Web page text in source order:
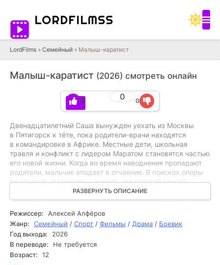
LORDFILMSS
LordFilms » Семейный » Малыш-каратист
Малыш-каратист (2026) смотреть онлайн
TS
0
0 0
Двенадцатилетний Саша вынужден уехать из Москвы
в Пятигорск к тёте, пока родители-врачи находятся
в командировке в Африке. Местные дети, школьная
травля и конфликт с лидером Маратом становятся частью
его новой жизни. Когда во время наводнения пропадают
родители, мальчик впадает в отчаяние. В поисках опоры
он находит увлечение — карате, где строгий сэнсэй
Дмитрий и его дочь Маша помогают ему преодолеть
страх, закалить характер и обрести внутреннюю силу.
РАЗВЕРНУТЬ ОПИСАНИЕ
Режиссер:
Алексей Алфёров
Жанр:
Семейный / Спорт / Фильмы / Драма / Боевик
Год выхода:
2026
В переводе:
Не требуется
Возраст:
12